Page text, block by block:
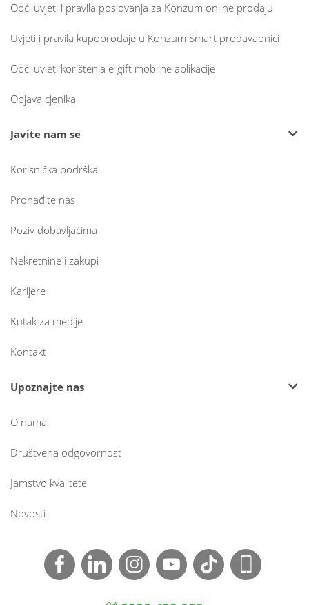
Opći uvjeti i pravila poslovanja za Konzum online prodaju
Uvjeti i pravila kupoprodaje u Konzum Smart prodavaonici
Opći uvjeti korištenja e-gift mobilne aplikacije
Objava cjenika
Javite nam se
Korisnička podrška
Pronađite nas
Poziv dobavljačima
Nekretnine i zakupi
Karijere
Kutak za medije
Kontakt
Upoznajte nas
O nama
Društvena odgovornost
Jamstvo kvalitete
Novosti